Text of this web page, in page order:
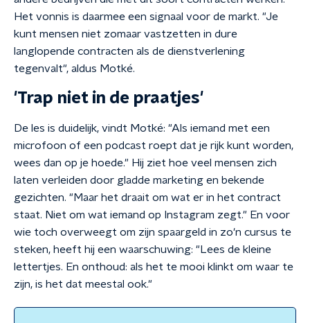
Het vonnis is daarmee een signaal voor de markt. "Je
kunt mensen niet zomaar vastzetten in dure
langlopende contracten als de dienstverlening
tegenvalt", aldus Motké.
'Trap niet in de praatjes'
De les is duidelijk, vindt Motké: "Als iemand met een
microfoon of een podcast roept dat je rijk kunt worden,
wees dan op je hoede." Hij ziet hoe veel mensen zich
laten verleiden door gladde marketing en bekende
gezichten. "Maar het draait om wat er in het contract
staat. Niet om wat iemand op Instagram zegt." En voor
wie toch overweegt om zijn spaargeld in zo'n cursus te
steken, heeft hij een waarschuwing: "Lees de kleine
lettertjes. En onthoud: als het te mooi klinkt om waar te
zijn, is het dat meestal ook."